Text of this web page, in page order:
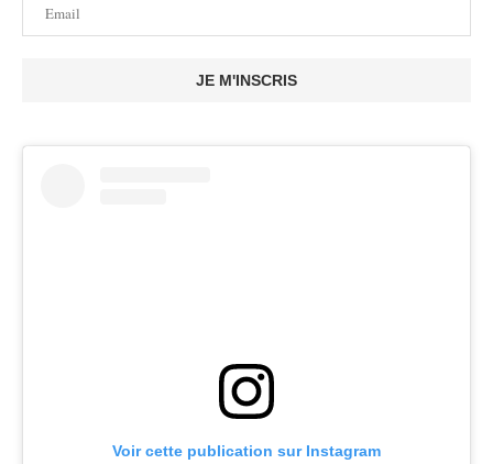
JE M'INSCRIS
Voir cette publication sur Instagram